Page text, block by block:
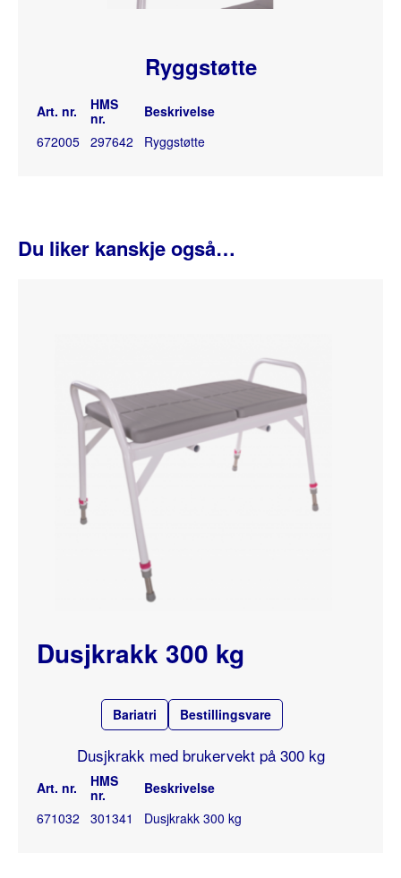
Ryggstøtte
Art. nr.
HMS
nr.
Beskrivelse
672005 297642 Ryggstøtte
Du liker kanskje også…
Dusjkrakk 300 kg
Bariatri Bestillingsvare
Dusjkrakk med brukervekt på 300 kg
Art. nr.
HMS
nr.
Beskrivelse
671032
301341 Dusjkrakk 300 kg